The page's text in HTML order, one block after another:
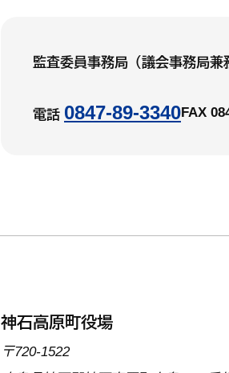
監査委員事務局（議会事務局兼
電話 0847-89-3340FAX
神石高原町役場
〒720-1522